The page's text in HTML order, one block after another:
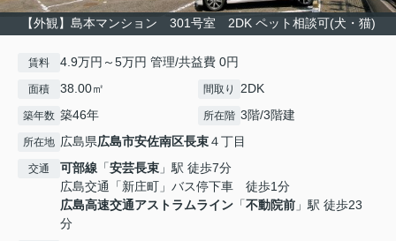
【外観】島本マンション 301号室 2DK ペット相談可(犬・猫)
賃料 4.9万円～5万円 管理/共益費 0円
面積 38.00㎡ 間取り 2DK
築年数 築46年 所在階 3階/3階建
所在地 広島県広島市安佐南区長束４丁目
交通 可部線 「安芸長束 」駅 徒歩7分
広島交通「新庄町」バス停下車 徒歩1分
広島高速交通アストラムライン 「不動院前 」駅 徒歩23
分